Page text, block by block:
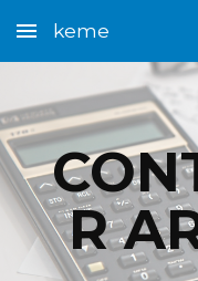
Skip to main content
keme
R